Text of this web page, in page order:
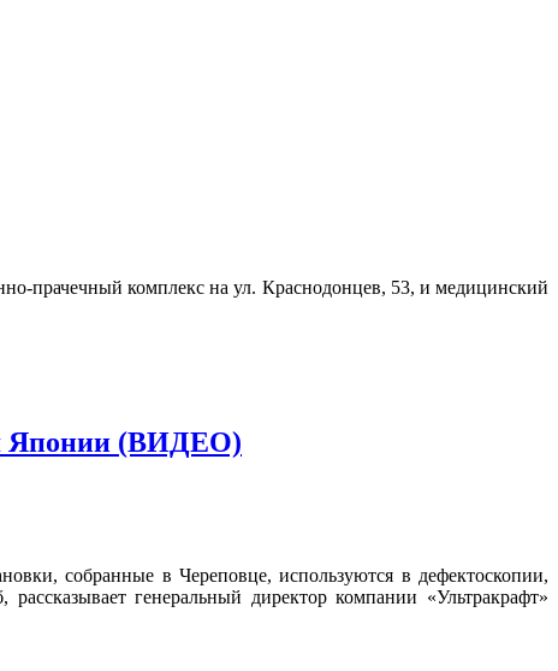
прачечный комплекс на ул. Краснодонцев, 53, и медицинский
Японии (ВИДЕО)
собранные в Череповце, используются в дефектоскопии,
генеральный директор компании «Ультракрафт»